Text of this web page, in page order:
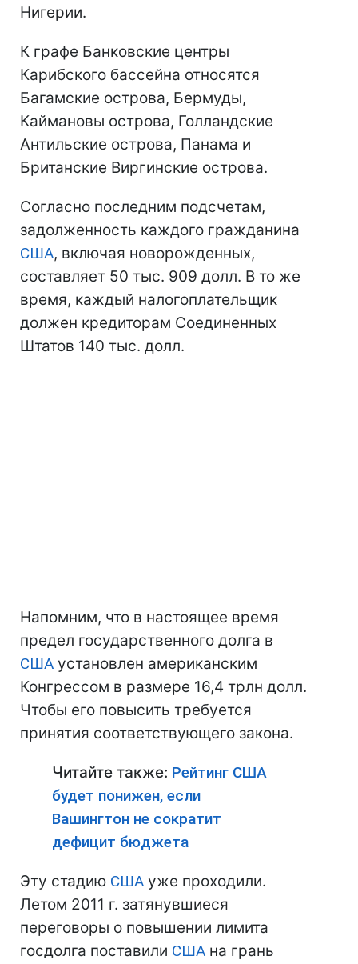
Нигерии.
К графе Банковские центры
Карибского бассейна относятся
Багамские острова, Бермуды,
Каймановы острова, Голландские
Антильские острова, Панама и
Британские Виргинские острова.
Согласно последним подсчетам,
задолженность каждого гражданина
США, включая новорожденных,
составляет 50 тыс. 909 долл. В то же
время, каждый налогоплательщик
должен кредиторам Соединенных
Штатов 140 тыс. долл.
Напомним, что в настоящее время
предел государственного долга в
США установлен американским
Конгрессом в размере 16,4 трлн долл.
Чтобы его повысить требуется
принятия соответствующего закона.
Читайте также: Рейтинг США
будет понижен, если
Вашингтон не сократит
дефицит бюджета
Эту стадию США уже проходили.
Летом 2011 г. затянувшиеся
переговоры о повышении лимита
госдолга поставили США на грань